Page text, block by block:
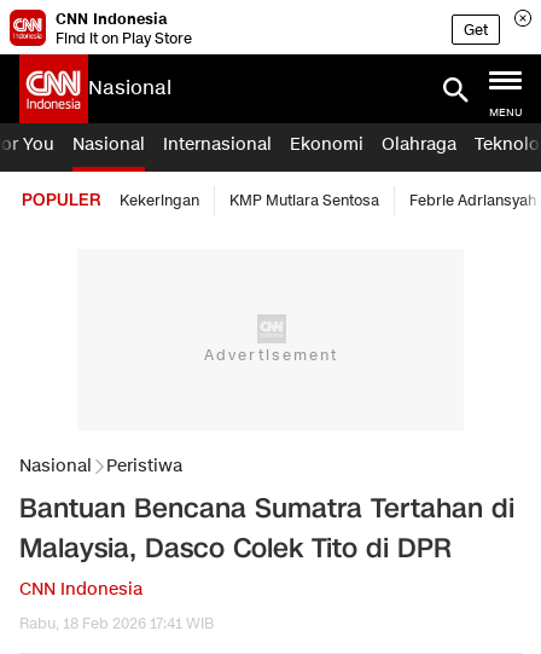
CNN Indonesia
Find it on Play Store
Get
Nasional
MENU
You Nasional Internasional Ekonomi Olahraga
POPULER Kekeringan KMP Mutiara Sentosa Febrie Adriansyah
Nasional Peristiwa
Bantuan Bencana Sumatra Tertahan di
Malaysia, Dasco Colek Tito di DPR
CNN Indonesia
Rabu, 18 Feb 2026 17:41 WIB